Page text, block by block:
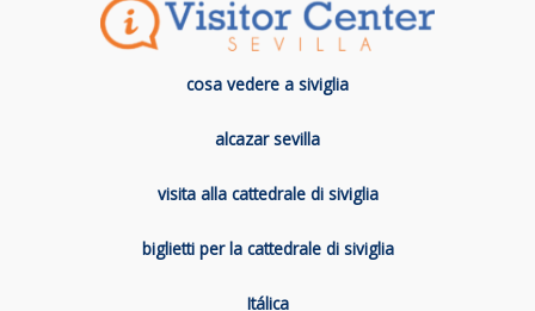
cosa vedere a siviglia
alcazar sevilla
visita alla cattedrale di siviglia
biglietti per la cattedrale di siviglia
Itálica